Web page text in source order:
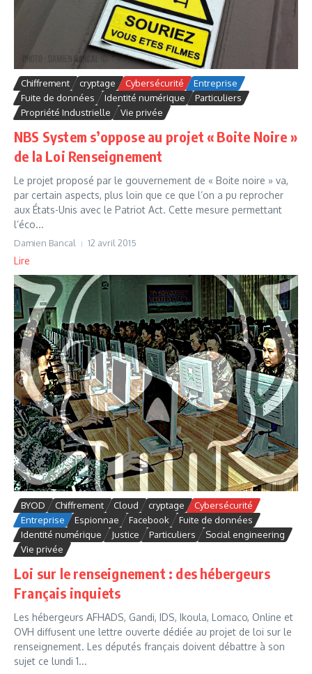
Chiffrement cryptage Cybersécurité
Entreprise
Fuite de données
Identité numérique
Particuliers
Propriété Industrielle
Vie privée
NBS System s’oppose au projet « Boite Noire »
de la Loi Renseignement
Le projet proposé par le gouvernement de « Boite noire » va,
par certain aspects, plus loin que ce que l’on a pu reprocher
aux États-Unis avec le Patriot Act. Cette mesure permettant
l’éco...
Damien Bancal 12 avril 2015
Lire
BYOD Chiffrement Cloud cryptage
Cybersécurité
Entreprise
Espionnae Facebook
Fuite de données
Identité numérique
Justice Particuliers
Social engineering
Vie privée
Loi sur le renseignement : des hébergeurs
Français inquiets
Les hébergeurs AFHADS, Gandi, IDS, Ikoula, Lomaco, Online et
OVH diffusent une lettre ouverte dédiée au projet de loi sur le
renseignement. Les députés français doivent débattre à son
sujet ce lundi 1...